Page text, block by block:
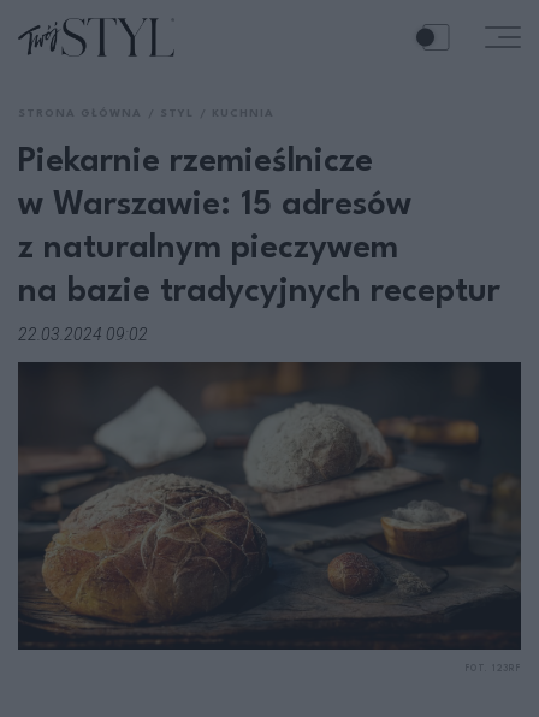
Piekarnie rzemieślnicze
w Warszawie: 15 adresów
z naturalnym pieczywem
na bazie tradycyjnych receptur
22.03.2024 09:02